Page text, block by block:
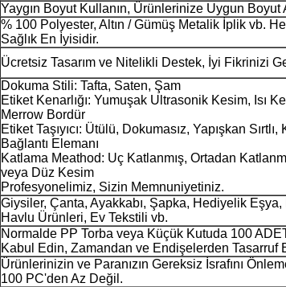
Yaygın Boyut Kullanın, Ürünlerinize Uygun Boyut
% 100 Polyester, Altın / Gümüş Metalik İplik vb.
Sağlık En İyisidir.
Ücretsiz Tasarım ve Nitelikli Destek, İyi Fikrinizi
Dokuma Stili: Tafta, Saten, Şam
Etiket Kenarlığı: Yumuşak Ultrasonik Kesim, Isı
Merrow Bordür
Etiket Taşıyıcı: Ütülü, Dokumasız, Yapışkan
Bağlantı Elemanı
Katlama Meathod: Uç Katlanmış, Ortadan
veya Düz Kesim
Profesyonelimiz, Sizin Memnuniyetiniz.
Giysiler, Çanta, Ayakkabı, Şapka, Hediyelik
Havlu Ürünleri, Ev Tekstili vb.
Normalde PP Torba veya Küçük Kutuda 100
Kabul Edin, Zamandan ve Endişelerden Tasarruf
Ürünlerinizin ve Paranızın Gereksiz İsrafını
100 PC'den Az Değil.